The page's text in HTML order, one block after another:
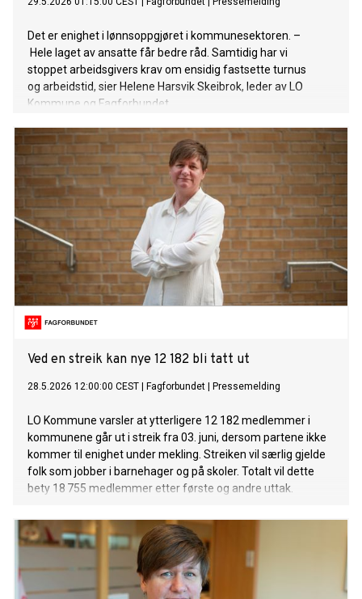
Det er enighet i lønnsoppgjøret i kommunesektoren. –
Hele laget av ansatte får bedre råd. Samtidig har vi
stoppet arbeidsgivers krav om ensidig fastsette turnus
og arbeidstid, sier Helene Harsvik Skeibrok, leder av LO
Kommune og Fagforbundet.
Ved en streik kan nye 12 182 bli tatt ut
28.5.2026 12:00:00 CEST Fagforbundet Pressemelding
LO Kommune varsler at ytterligere 12 182 medlemmer i
kommunene går ut i streik fra 03. juni, dersom partene ikke
kommer til enighet under mekling. Streiken vil særlig gjelde
folk som jobber i barnehager og på skoler. Totalt vil dette
bety 18 755 medlemmer etter første og andre uttak.